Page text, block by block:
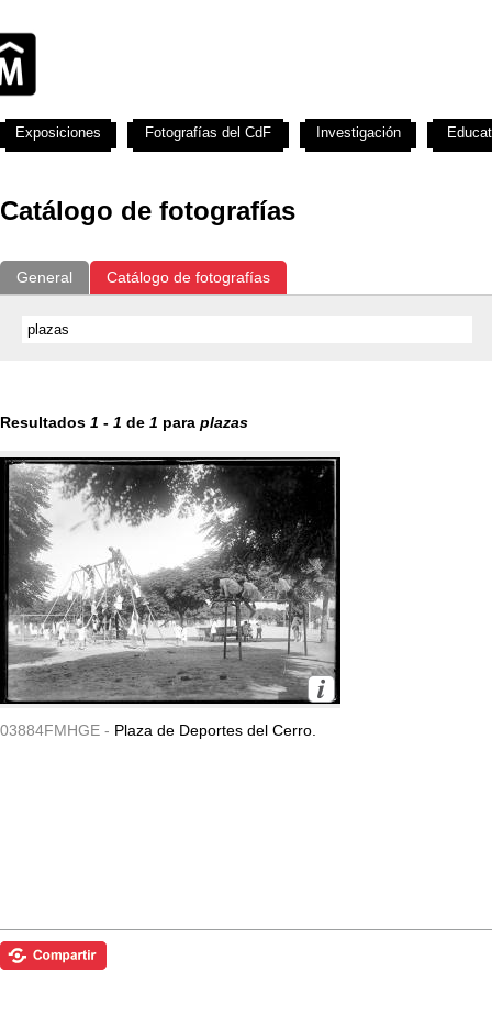
Catálogo de fotografías
General Catálogo de fotografías
Resultados 1 - 1 de 1 para plazas
03884FMHGE - Plaza de Deportes del Cerro.
Exposiciones Fotografías del CdF Investigación